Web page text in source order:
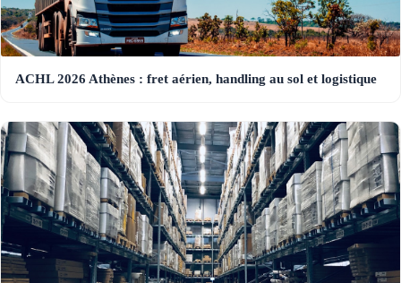
ACHL 2026 Athènes : fret aérien, handling au sol et logistique